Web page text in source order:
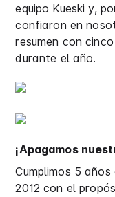
equipo Kueski y,
confiaron en
resumen con
durante el año.
¡Apagamos
Cumplimos 5
2012 con el